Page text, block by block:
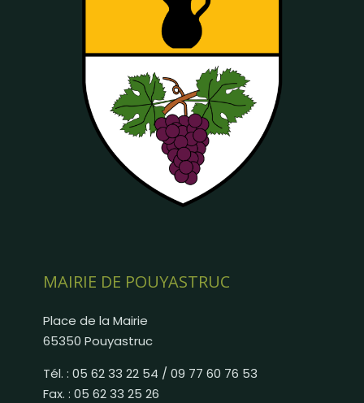
MAIRIE DE POUYASTRUC
Place de la Mairie
65350 Pouyastruc
Tél. : 05 62 33 22 54 / 09 77 60 76 53
Fax. : 05 62 33 25 26